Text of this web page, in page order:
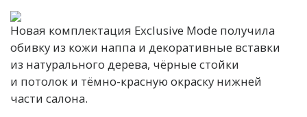
Новая комплектация Exclusive Mode получила
обивку из кожи наппа и декоративные вставки
из натурального дерева, чёрные стойки
и потолок и тёмно-красную окраску нижней
части салона.